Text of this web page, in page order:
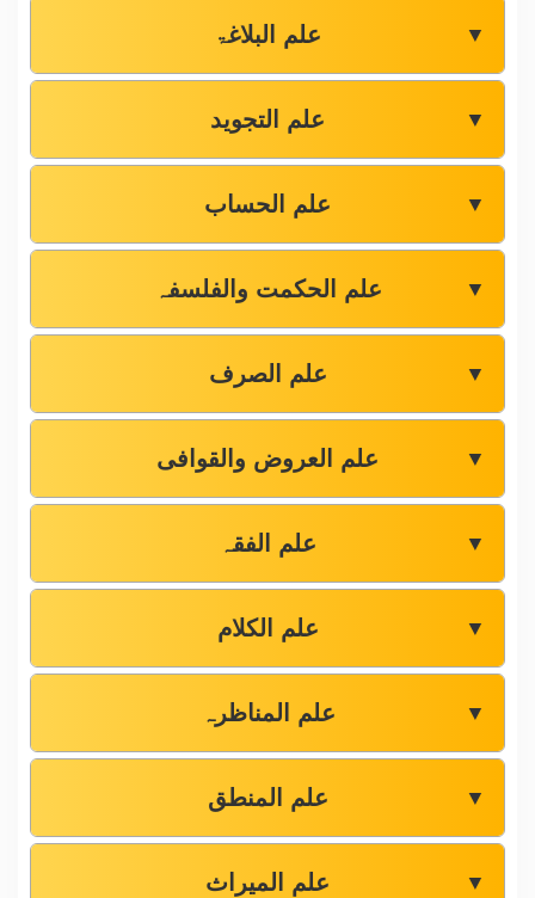
علم البلاغۃ ▼
علم التجوید ▼
علم الحساب ▼
علم الحکمت والفلسفہ ▼
علم الصرف ▼
علم العروض والقوافی ▼
علم الفقہ ▼
علم الکلام ▼
علم المناظرہ ▼
علم المنطق ▼
علم المیراث ▼